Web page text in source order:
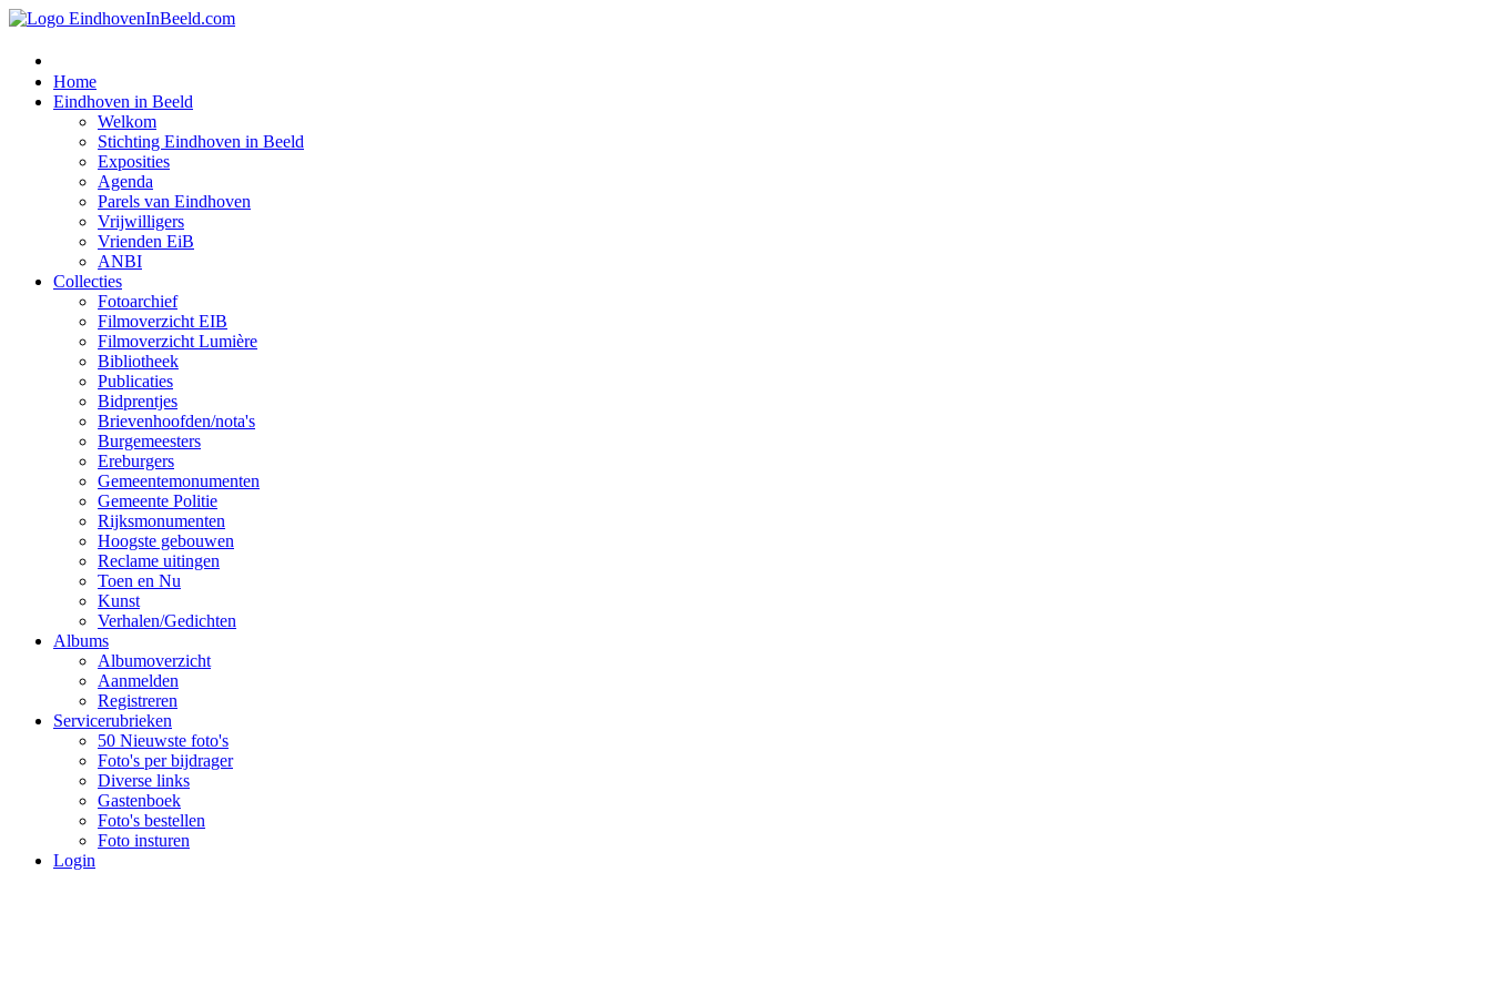
Home
Eindhoven in Beeld
Welkom
Stichting Eindhoven in Beeld
Exposities
Agenda
Parels van Eindhoven
Vrijwilligers
Vrienden EiB
ANBI
Collecties
Fotoarchief
Filmoverzicht EIB
Filmoverzicht Lumière
Bibliotheek
Publicaties
Bidprentjes
Brievenhoofden/nota's
Burgemeesters
Ereburgers
Gemeentemonumenten
Gemeente Politie
Rijksmonumenten
Hoogste gebouwen
Reclame uitingen
Toen en Nu
Kunst
Verhalen/Gedichten
Albums
Albumoverzicht
Aanmelden
Registreren
Servicerubrieken
50 Nieuwste foto's
Foto's per bijdrager
Diverse links
Gastenboek
Foto's bestellen
Foto insturen
Login